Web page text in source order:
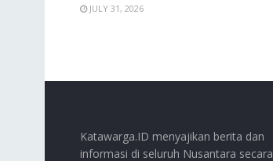
JULY 31, 2026
Katawarga.ID menyajikan berita dan
informasi di seluruh Nusantara secara